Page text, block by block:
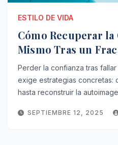
ESTILO DE VIDA
Cómo Recuperar la
Mismo Tras un
Perder la confianza tras
exige estrategias concretas:
hasta reconstruir la
SEPTIEMBRE 12, 2025